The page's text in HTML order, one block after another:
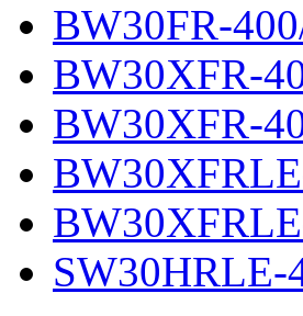
BW30FR-
BW30XFR-
BW30XFR-
SW30HRLE-